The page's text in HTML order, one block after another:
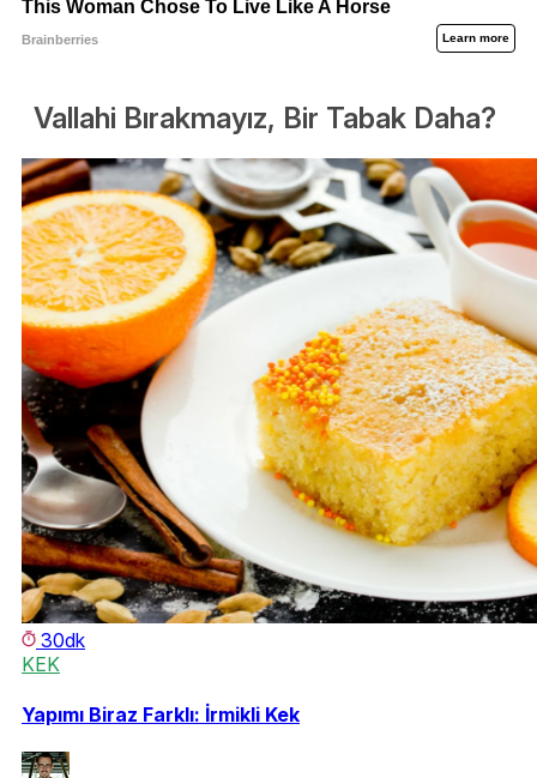
Vallahi Bırakmayız, Bir Tabak Daha?
30dk
KEK
Yapımı Biraz Farklı: İrmikli Kek